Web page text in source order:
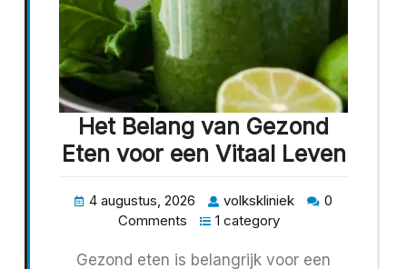
Het Belang van Gezond
Eten voor een Vitaal Leven
4 augustus, 2026 volkskliniek
0
Comments
1 category
Gezond eten is belangrijk voor een